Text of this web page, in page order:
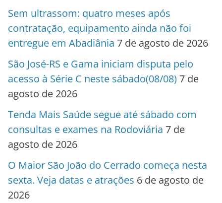
Sem ultrassom: quatro meses após
contratação, equipamento ainda não foi
entregue em Abadiânia 7 de agosto de 2026
São José-RS e Gama iniciam disputa pelo
acesso à Série C neste sábado(08/08) 7 de
agosto de 2026
Tenda Mais Saúde segue até sábado com
consultas e exames na Rodoviária 7 de
agosto de 2026
O Maior São João do Cerrado começa nesta
sexta. Veja datas e atrações 6 de agosto de
2026